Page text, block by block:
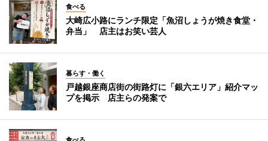
食べる
大崎広小路にランチ限定「魚沼しょうが焼き食堂・
弁当」 店主はお笑い芸人
暮らす・働く
戸越銀座商店街の街路灯に「銀六エリア」紹介マッ
プを掲示 店主らの発案で